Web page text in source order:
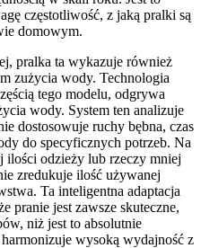
częstotliwość, z jaką pralki są
domowym.
pralka ta wykazuje również
zużycia wody. Technologia
tego modelu, odgrywa
wody. System ten analizuje
dostosowuje ruchy bębna, czas
do specyficznych potrzeb. Na
ilości odzieży lub rzeczy mniej
zredukuje ilość używanej
Ta inteligentna adaptacja
pranie jest zawsze skuteczne,
niż jest to absolutnie
wysoką wydajność z